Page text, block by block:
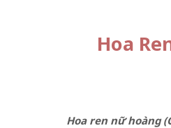
Hoa
Hoa ren nữ hoàng